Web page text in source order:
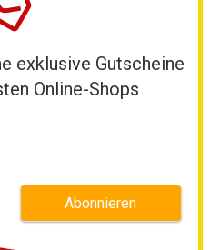
exklusive Gutscheine
Online-Shops